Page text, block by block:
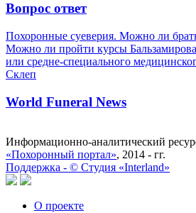
Вопрос ответ
Похоронные суеверия. Можно ли
Можно ли пройти курсы
или средне-специального
Склеп
World Funeral News
Информационно-аналитический
«Похоронный портал», 2014 - гг.
Поддержка - © Cтудия «Interland»
О проекте